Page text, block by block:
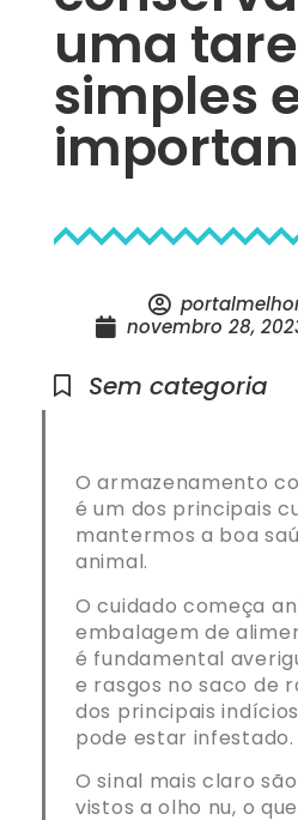
uma
simples
novembro 28,
Sem categoria
O armazenamento
é um dos principais
mantermos a boa
animal.
O cuidado começa
embalagem de
é fundamental
e rasgos no saco de
dos principais
pode estar infestado.
O sinal mais claro
vistos a olho nu, o